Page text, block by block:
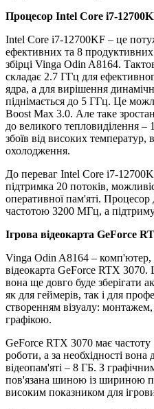
Процесор Intel Core i7-
Intel Core i7-12700KF – це
ефективних та 8
збірці Vinga Odin A8164.
складає 2.7 ГГц для
ядра, а для вирішення
піднімається до 5 ГГц. Це
Boost Max 3.0. Але таке
до великого тепловиділення
збоїв від високих температур,
охолодження.
До переваг Intel Core i7-
підтримка 20 потоків,
оперативної пам'яті.
частотою 3200 МГц, а
Ігрова відеокарта GeForce
Vinga Odin A8164 – комп'ютер,
відеокарта GeForce RTX
вона ще довго буде зберігати
як для геймерів, так і для
створенням візуалу:
графікою.
GeForce RTX 3070 має
роботи, а за необхідності
відеопам'яті – 8 ГБ. З
пов'язана шиною із шириною
високим показником для